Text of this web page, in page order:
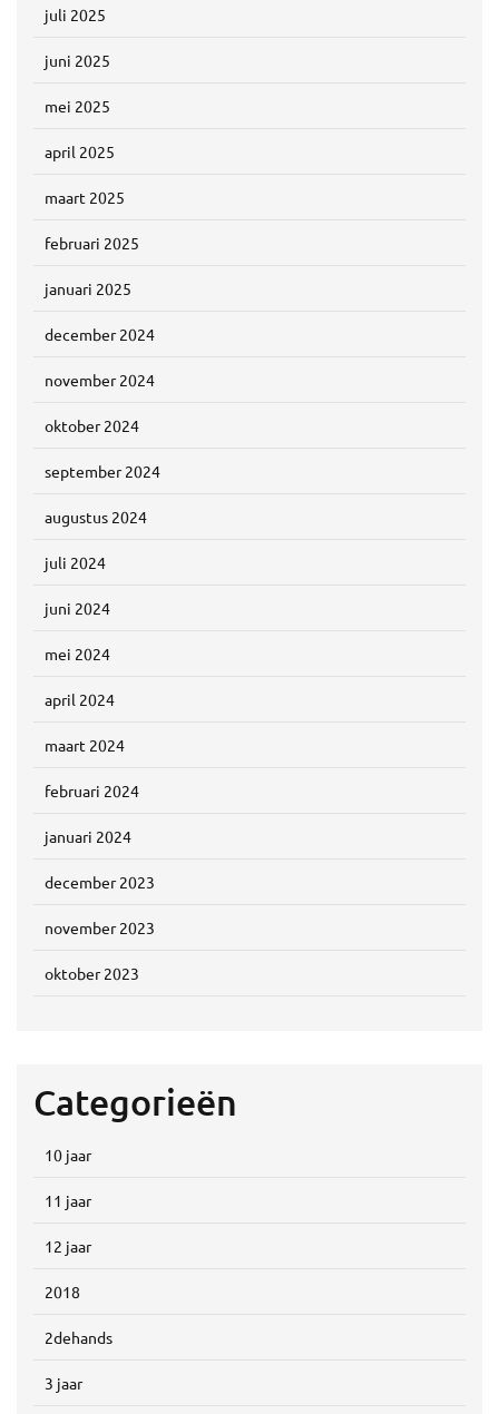
juli 2025
juni 2025
mei 2025
april 2025
maart 2025
februari 2025
januari 2025
december 2024
november 2024
oktober 2024
september 2024
augustus 2024
juli 2024
juni 2024
mei 2024
april 2024
maart 2024
februari 2024
januari 2024
december 2023
november 2023
oktober 2023
Categorieën
10 jaar
11 jaar
12 jaar
2018
2dehands
3 jaar